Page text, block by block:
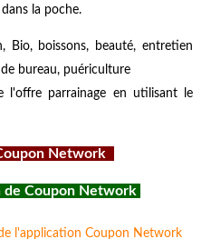
la poche.
Bio, boissons, beauté, entretien
bureau, puériculture
l'offre parrainage en utilisant le
Network
Coupon Network